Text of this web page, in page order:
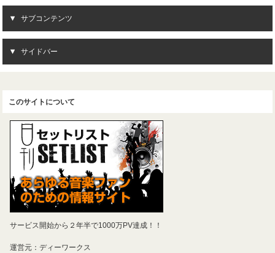
サブコンテンツ
サイドバー
このサイトについて
サービス開始から２年半で1000万PV達成！！
運営元：ディーワークス